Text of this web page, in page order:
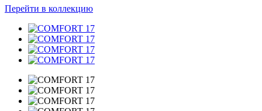
Перейти в коллекцию